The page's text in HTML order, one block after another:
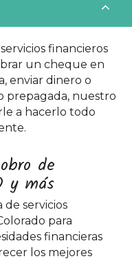
financieros
un cheque en
enviar dinero o
prepagada, nuestro
a hacerlo todo
de
y más
de servicios
para
financieras
los mejores